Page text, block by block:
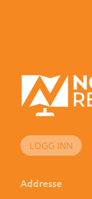
LOGG INN
Addresse